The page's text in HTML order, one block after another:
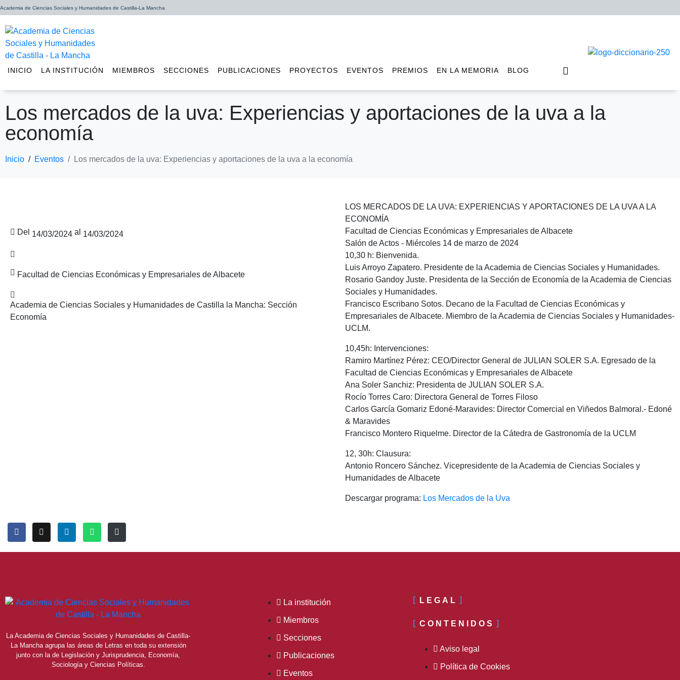
Academia de Ciencias Sociales y Humanidades de Castilla-La Mancha
INICIO LA INSTITUCIÓN MIEMBROS SECCIONES PUBLICACIONES PROYECTOS EVENTOS PREMIOS EN LA MEMORIA BLOG
Los mercados de la uva: Experiencias y aportaciones de la uva a la
economía
Inicio Eventos Los mercados de la uva: Experiencias y aportaciones de la uva a la economía
Del 14/03/2024 al 14/03/2024
Facultad de Ciencias Económicas y Empresariales de Albacete
Academia de Ciencias Sociales y Humanidades de Castilla la Mancha: Sección
Economía
LOS MERCADOS DE LA UVA: EXPERIENCIAS Y APORTACIONES DE LA UVA A LA
ECONOMÍA
Facultad de Ciencias Económicas y Empresariales de Albacete
Salón de Actos - Miércoles 14 de marzo de 2024
10,30 h: Bienvenida.
Luis Arroyo Zapatero. Presidente de la Academia de Ciencias Sociales y Humanidades.
Rosario Gandoy Juste. Presidenta de la Sección de Economía de la Academia de Ciencias
Sociales y Humanidades.
Francisco Escribano Sotos. Decano de la Facultad de Ciencias Económicas y
Empresariales de Albacete. Miembro de la Academia de Ciencias Sociales y Humanidades-
UCLM.
10,45h: Intervenciones:
Ramiro Martínez Pérez: CEO/Director General de JULIAN SOLER S.A. Egresado de la
Facultad de Ciencias Económicas y Empresariales de Albacete
Ana Soler Sanchiz: Presidenta de JULIAN SOLER S.A.
Rocío Torres Caro: Directora General de Torres Filoso
Carlos García Gomariz Edoné-Maravides: Director Comercial en Viñedos Balmoral.- Edoné
& Maravides
Francisco Montero Riquelme. Director de la Cátedra de Gastronomía de la UCLM
12, 30h: Clausura:
Antonio Roncero Sánchez. Vicepresidente de la Academia de Ciencias Sociales y
Humanidades de Albacete
Descargar programa: Los Mercados de la Uva
La Academia de Ciencias Sociales y Humanidades de Castilla-
La Mancha agrupa las áreas de Letras en toda su extensión
junto con la de Legislación y Jurisprudencia, Economía,
Sociología y Ciencias Políticas.
La institución
Miembros
Secciones
Publicaciones
Eventos
LEGAL
CONTENIDOS
Aviso legal
Política de Cookies